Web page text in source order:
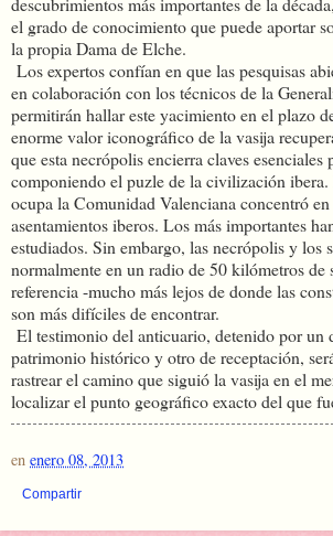
el grado de conocimiento que puede aportar
la propia Dama de Elche.
Los expertos confían en que las pesquisas
en colaboración con los técnicos de la
permitirán hallar este yacimiento en el plazo
enorme valor iconográfico de la vasija
que esta necrópolis encierra claves esenciales
componiendo el puzle de la civilización
ocupa la Comunidad Valenciana concentró
asentamientos iberos. Los más importantes
estudiados. Sin embargo, las necrópolis y los
normalmente en un radio de 50 kilómetros de
referencia -mucho más lejos de donde las
son más difíciles de encontrar.
El testimonio del anticuario, detenido por un
patrimonio histórico y otro de receptación,
rastrear el camino que siguió la vasija en el
localizar el punto geográfico exacto del que
en enero 08, 2013
Compartir